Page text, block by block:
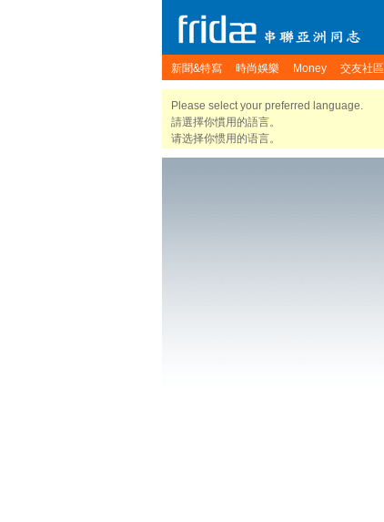
新聞&特寫 時尚娛樂 Money 交友社區
Please select your preferred language.
請選擇你慣用的語言。
请选择你惯用的语言。